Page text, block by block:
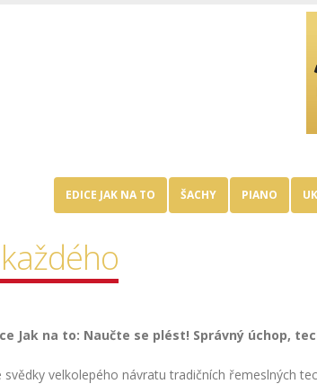
EDICE JAK NA TO ŠACHY PIANO
Jak na to: Naučte se plést! Správný úchop,
velkolepého návratu tradičních řemeslných